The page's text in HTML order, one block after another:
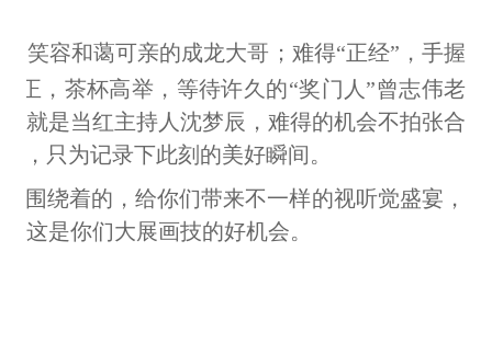
笑容和蔼可亲的成龙大哥；难得“正经”，手握
正，茶杯高举，等待许久的“奖门人”曾志伟老
就是当红主持人沈梦辰，难得的机会不拍张合
，只为记录下此刻的美好瞬间。
围绕着的，给你们带来不一样的视听觉盛宴，
这是你们大展画技的好机会。